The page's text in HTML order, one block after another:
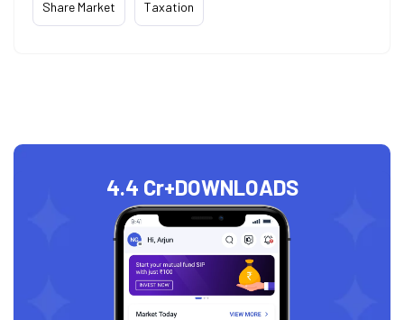
Share Market Taxation
4.4 Cr+DOWNLOADS